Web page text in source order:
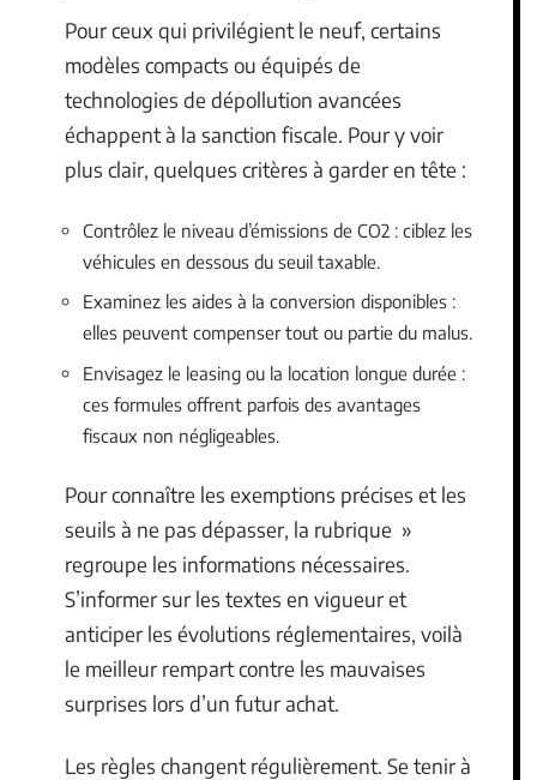
Pour ceux qui privilégient le neuf, certains
modèles compacts ou équipés de
technologies de dépollution avancées
échappent à la sanction fiscale. Pour y voir
plus clair, quelques critères à garder en tête :
Contrôlez le niveau d’émissions de CO2 : ciblez les
véhicules en dessous du seuil taxable.
Examinez les aides à la conversion disponibles :
elles peuvent compenser tout ou partie du malus.
Envisagez le leasing ou la location longue durée :
ces formules offrent parfois des avantages
fiscaux non négligeables.
Pour connaître les exemptions précises et les
seuils à ne pas dépasser, la rubrique »
regroupe les informations nécessaires.
S’informer sur les textes en vigueur et
anticiper les évolutions réglementaires, voilà
le meilleur rempart contre les mauvaises
surprises lors d’un futur achat.
Les règles changent régulièrement. Se tenir à